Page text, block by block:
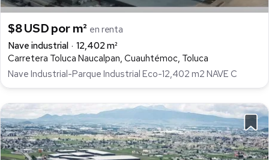
$8 USD por m² en renta
Nave industrial
12,402 m²
Carretera Toluca Naucalpan, Cuauhtémoc, Toluca
Nave Industrial-Parque Industrial Eco-12,402 m2 NAVE C